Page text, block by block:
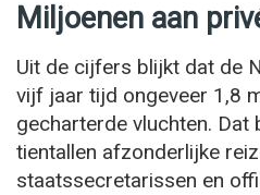
Miljoenen aan
Uit de cijfers blijkt dat de
vijf jaar tijd ongeveer 1,8
gecharterde vluchten. Dat
tientallen afzonderlijke
staatssecretarissen en